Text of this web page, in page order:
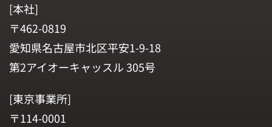
[本社]
〒462-0819
愛知県名古屋市北区平安1-9-18
第2アイオーキャッスル 305号
[東京事業所]
〒114-0001